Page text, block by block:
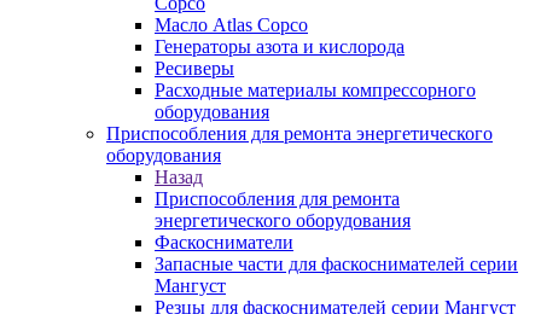
Масло Atlas Copco
Генераторы азота и кислорода
Ресиверы
Расходные материалы компрессорного
оборудования
Приспособления для ремонта энергетического
оборудования
Назад
Приспособления для ремонта
энергетического оборудования
Фаскосниматели
Запасные части для фаскоснимателей серии
Мангуст
Резцы для фаскоснимателей серии Мангуст